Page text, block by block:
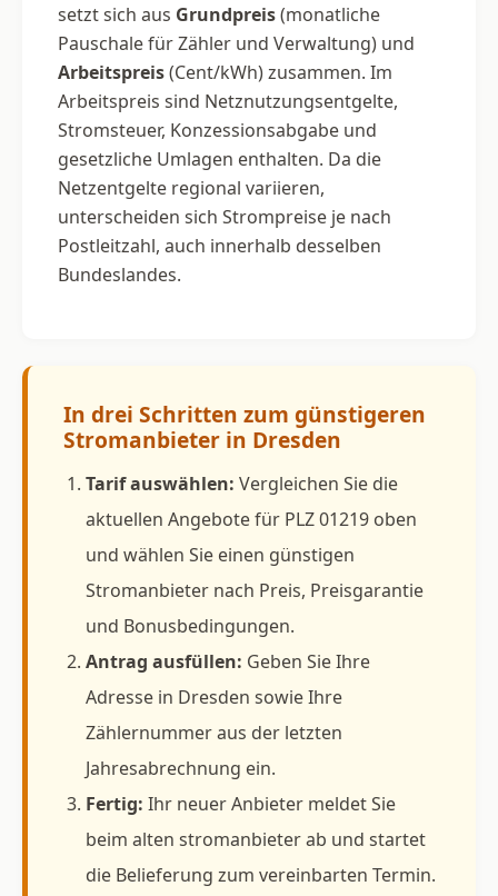
setzt sich aus Grundpreis(monatliche
Pauschale für Zähler und Verwaltung) und
Arbeitspreis(Cent/kWh) zusammen. Im
Arbeitspreis sind Netznutzungsentgelte,
Stromsteuer, Konzessionsabgabe und
gesetzliche Umlagen enthalten. Da die
Netzentgelte regional variieren,
unterscheiden sich Strompreise je nach
Postleitzahl, auch innerhalb desselben
Bundeslandes.
In drei Schritten zum günstigeren
Stromanbieter in Dresden
Tarif auswählen: Vergleichen Sie die
aktuellen Angebote für PLZ 01219 oben
und wählen Sie einen günstigen
Stromanbieter nach Preis, Preisgarantie
und Bonusbedingungen.
Antrag ausfüllen: Geben Sie Ihre
Adresse in Dresden sowie Ihre
Zählernummer aus der letzten
Jahresabrechnung ein.
Fertig: Ihr neuer Anbieter meldet Sie
beim alten stromanbieter ab und startet
die Belieferung zum vereinbarten Termin.